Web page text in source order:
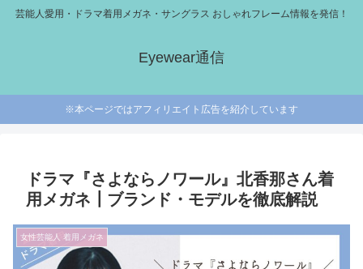
芸能人愛用・ドラマ着用メガネ・サングラス おしゃれフレーム情報を発信！
Eyewear通信
※本ページではアフィリエイト広告を紹介しています
ドラマ『さよならノワール』北香那さん着
用メガネ┃ブランド・モデルを徹底解説
女性芸能人 着用メガネ